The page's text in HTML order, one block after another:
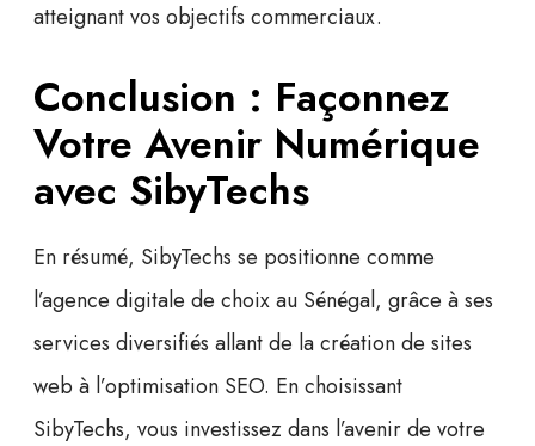
atteignant vos objectifs commerciaux.
Conclusion : Façonnez
Votre Avenir Numérique
avec SibyTechs
En résumé, SibyTechs se positionne comme
l’agence digitale de choix au Sénégal, grâce à ses
services diversifiés allant de la création de sites
web à l’optimisation SEO. En choisissant
SibyTechs, vous investissez dans l’avenir de votre